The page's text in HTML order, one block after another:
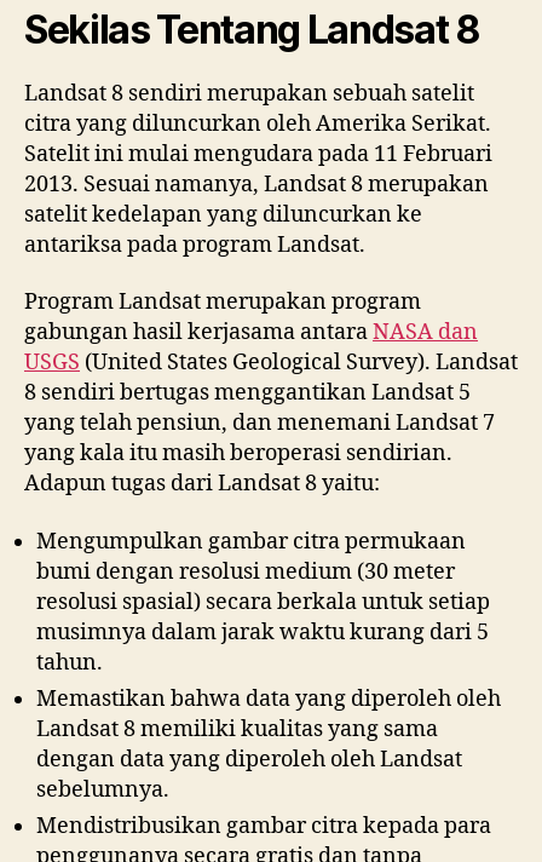
Sekilas Tentang Landsat 8
Landsat 8 sendiri merupakan sebuah satelit
citra yang diluncurkan oleh Amerika Serikat.
Satelit ini mulai mengudara pada 11 Februari
2013. Sesuai namanya, Landsat 8 merupakan
satelit kedelapan yang diluncurkan ke
antariksa pada program Landsat.
Program Landsat merupakan program
gabungan hasil kerjasama antaraNASA dan
USGS (United States Geological Survey). Landsat
8 sendiri bertugas menggantikan Landsat 5
yang telah pensiun, dan menemani Landsat 7
yang kala itu masih beroperasi sendirian.
Adapun tugas dari Landsat 8 yaitu:
Mengumpulkan gambar citra permukaan
bumi dengan resolusi medium (30 meter
resolusi spasial) secara berkala untuk setiap
musimnya dalam jarak waktu kurang dari 5
tahun.
Memastikan bahwa data yang diperoleh oleh
Landsat 8 memiliki kualitas yang sama
dengan data yang diperoleh oleh Landsat
sebelumnya.
Mendistribusikan gambar citra kepada para
penggunanya secara gratis dan tanpa